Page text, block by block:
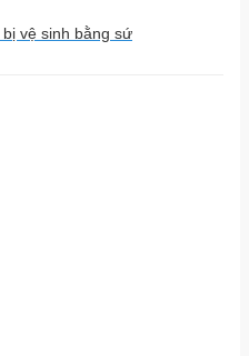
vệ sinh bằng sứ